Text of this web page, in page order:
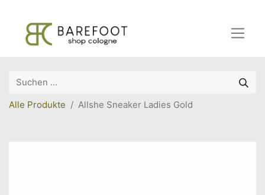
Alle Produkte Allshe Sneaker Ladies Gold